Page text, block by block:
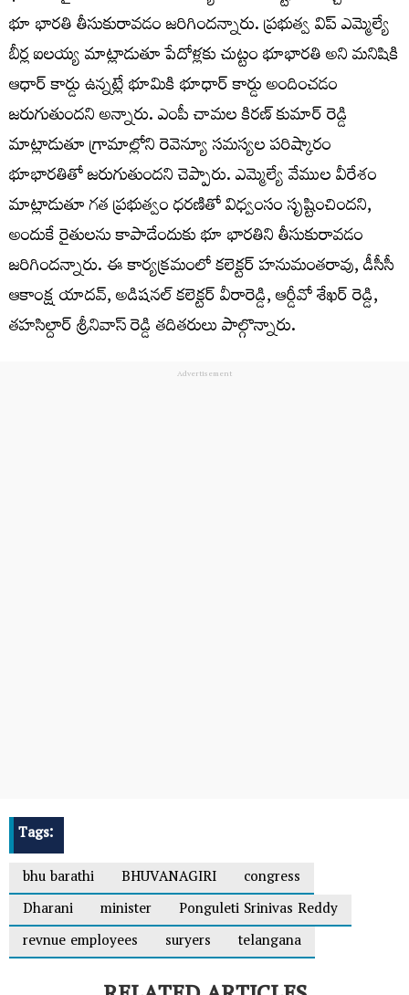
భూ భారతి తీసుకురావడం జరిగిందన్నారు. ప్రభుత్వ విప్ ఎమ్మెల్యే
బీర్ల ఐలయ్య మాట్లాడుతూ పేదోళ్లకు చుట్టం భూభారతి అని మనిషికి
ఆధార్ కార్డు ఉన్నట్లే భూమికి భూధార్ కార్డు అందించడం
జరుగుతుందని అన్నారు. ఎంపీ చామల కిరణ్ కుమార్ రెడ్డి
మాట్లాడుతూ గ్రామాల్లోని రెవెన్యూ సమస్యల పరిష్కారం
భూభారతితో జరుగుతుందని చెప్పారు. ఎమ్మెల్యే వేముల వీరేశం
మాట్లాడుతూ గత ప్రభుత్వం ధరణితో విధ్వంసం సృష్టించిందని,
అందుకే రైతులను కాపాడేందుకు భూ భారతిని తీసుకురావడం
జరిగిందన్నారు. ఈ కార్యక్రమంలో కలెక్టర్ హనుమంతరావు, డీసీసీ
ఆకాంక్ష యాదవ్, అడిషనల్ కలెక్టర్ వీరారెడ్డి, ఆర్డీవో శేఖర్ రెడ్డి,
తహసిల్దార్ శ్రీనివాస్ రెడ్డి తదితరులు పాల్గొన్నారు.
Tags:
bhu barathi
BHUVANAGIRI
congress
Dharani
minister
Ponguleti Srinivas Reddy
revnue employees
suryers telangana